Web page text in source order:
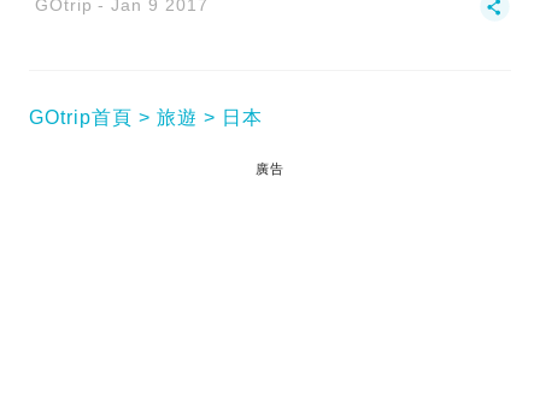
GOtrip Jan 9 2017
GOtrip首頁 旅遊 日本
廣告